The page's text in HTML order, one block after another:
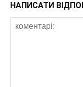
НАПИСАТИ